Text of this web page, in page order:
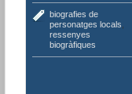
biografies de
personatges locals
ressenyes
biogràfiques